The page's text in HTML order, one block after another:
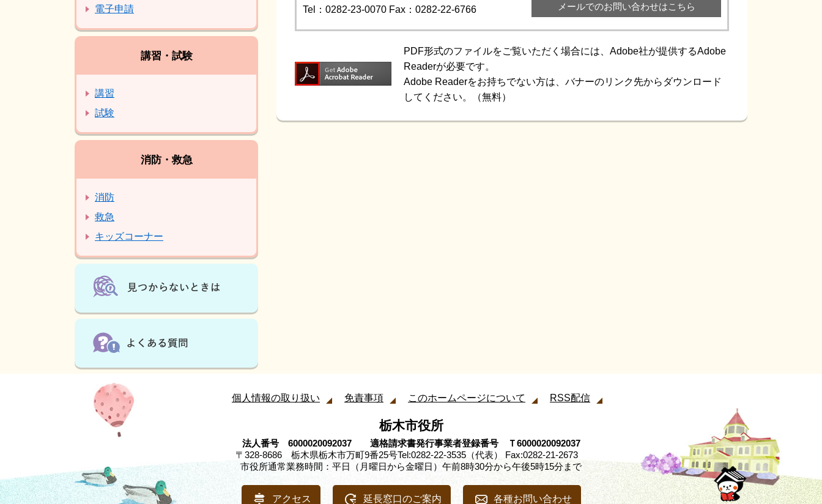
Tel：0282-23-0070 Fax：0282-22-6766 メールでのお問い合わせはこちら
PDF形式のファイルをご覧いただく場合には、Adobe社が提供するAdobe
Readerが必要です。
Adobe Readerをお持ちでない方は、バナーのリンク先からダウンロード
してください。（無料）
電子申請
講習・試験
講習
試験
消防・救急
消防
救急
キッズコーナー
個人情報の取り扱い 免責事項 このホームページについて RSS配信
栃木市役所
法人番号 6000020092037 適格請求書発行事業者登録番号 Ｔ6000020092037
〒328-8686 栃木県栃木市万町9番25号Tel:0282-22-3535（代表） Fax:0282-21-2673
市役所通常業務時間：平日（月曜日から金曜日）午前8時30分から午後5時15分まで
アクセス 延長窓口のご案内 各種お問い合わせ